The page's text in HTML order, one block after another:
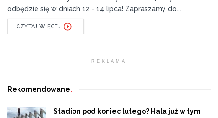
odbędzie się w dniach 12 - 14 lipca! Zapraszamy do...
CZYTAJ WIĘCEJ
REKLAMA
Rekomendowane.
Stadion pod koniec lutego? Hala już w tym